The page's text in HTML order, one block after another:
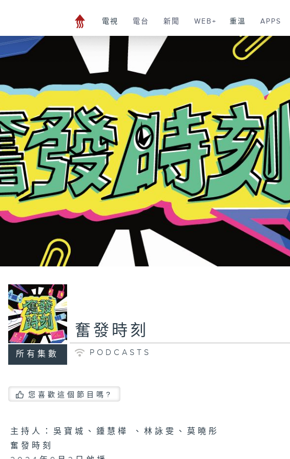
電視 電台 新聞 WEB+ 重溫 APPS
所有集數
奮發時刻
PODCASTS
您喜歡這個節目嗎?
主持人：吳寶城、鍾慧樺 、林詠雯、莫曉彤
奮發時刻